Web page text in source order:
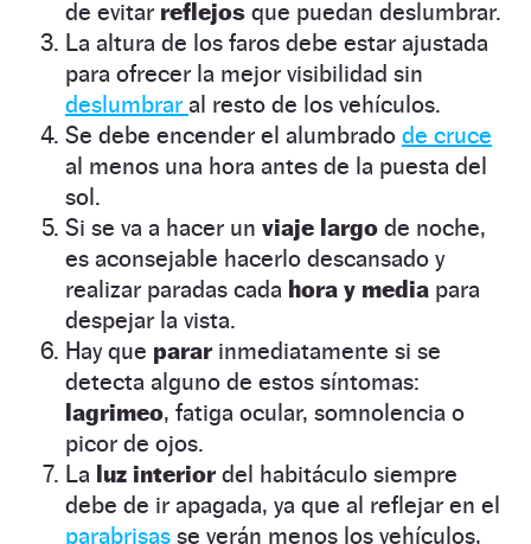
de evitar reflejos que puedan deslumbrar.
La altura de los faros debe estar ajustada
para ofrecer la mejor visibilidad sin
deslumbrar al resto de los vehículos.
Se debe encender el alumbrado de cruce
al menos una hora antes de la puesta del
sol.
Si se va a hacer un viaje largo de noche,
es aconsejable hacerlo descansado y
realizar paradas cada hora y media para
despejar la vista.
Hay que pararinmediatamente si se
detecta alguno de estos síntomas:
lagrimeo, fatiga ocular, somnolencia o
picor de ojos.
La luz interiordel habitáculo siempre
debe de ir apagada, ya que al reflejar en el
parabrisas se verán menos los vehículos,